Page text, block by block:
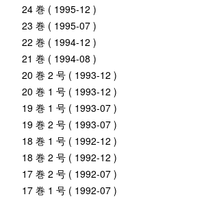
24 巻 ( 1995-12 )
23 巻 ( 1995-07 )
22 巻 ( 1994-12 )
21 巻 ( 1994-08 )
20 巻 2 号 ( 1993-12 )
20 巻 1 号 ( 1993-12 )
19 巻 1 号 ( 1993-07 )
19 巻 2 号 ( 1993-07 )
18 巻 1 号 ( 1992-12 )
18 巻 2 号 ( 1992-12 )
17 巻 2 号 ( 1992-07 )
17 巻 1 号 ( 1992-07 )